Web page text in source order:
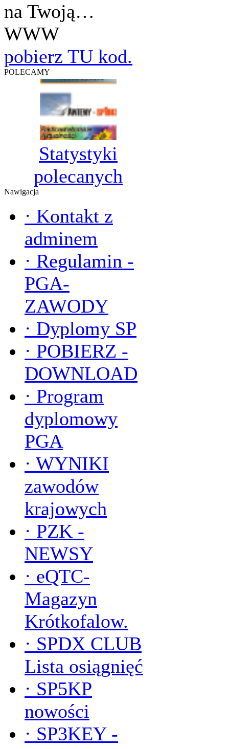
na Twoją…
WWW
pobierz TU kod.
POLECAMY
Statystyki
polecanych
Nawigacja
· Kontakt z
adminem
· Regulamin -
PGA-
ZAWODY
· Dyplomy SP
· POBIERZ -
DOWNLOAD
· Program
dyplomowy
PGA
· WYNIKI
zawodów
krajowych
· PZK -
NEWSY
· eQTC-
Magazyn
Krótkofalow.
· SPDX CLUB
Lista osiągnięć
· SP5KP
nowości
· SP3KEY -